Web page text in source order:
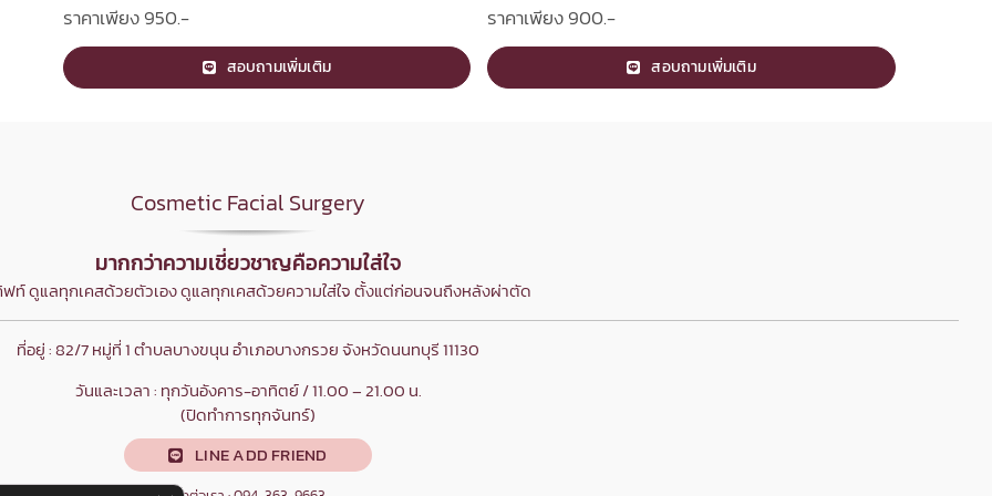
ราคาเพียง 950.-
สอบถามเพิ่มเติม
ราคาเพียง 900.-
สอบถามเพิ่มเติม
Cosmetic Facial Surgery
มากกว่าความเชี่ยวชาญคือความใส่ใจ
ท์ ดูแลทุกเคสด้วยตัวเอง ดูแลทุกเคสด้วยความใส่ใจ ตั้งแต่ก่อนจนถึงหลังผ่าตัด
ที่อยู่ : 82/7 หมู่ที่ 1 ตำบลบางขนุน อำเภอบางกรวย จังหวัดนนทบุรี 11130
วันและเวลา : ทุกวันอังคาร-อาทิตย์ / 11.00 – 21.00 น.
(ปิดทำการทุกจันทร์)
LINE ADD FRIEND